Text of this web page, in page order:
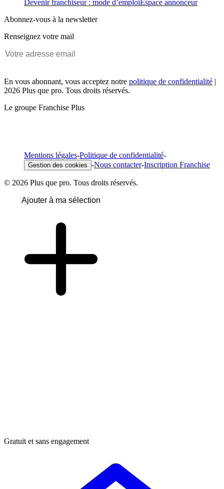
Devenir franchiseur : mode d’emploiEspace annonceur
Abonnez-vous à la newsletter
Renseignez votre mail
En vous abonnant, vous acceptez notre politique de confidentialité |
2026 Plus que pro. Tous droits réservés.
Le groupe Franchise Plus
Mentions légales-Politique de confidentialité-
Gestion des cookies -Nous contacter-Inscription Franchise
© 2026 Plus que pro. Tous droits réservés.
Ajouter à ma sélection
Gratuit et sans engagement